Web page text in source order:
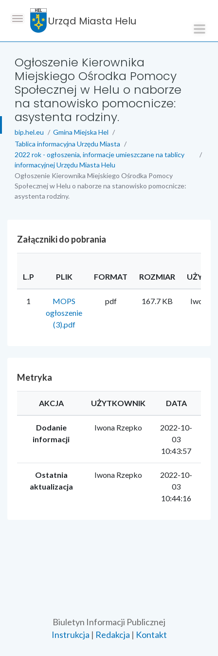
Urząd Miasta Helu
Ogłoszenie Kierownika
Miejskiego Ośrodka Pomocy
Społecznej w Helu o naborze
na stanowisko pomocnicze:
asystenta rodziny.
bip.hel.eu
Gmina Miejska Hel
Tablica informacyjna Urzędu Miasta
2022 rok - ogłoszenia, informacje umieszczane na tablicy
informacyjnej Urzędu Miasta Helu
Ogłoszenie Kierownika Miejskiego Ośrodka Pomocy
Społecznej w Helu o naborze na stanowisko pomocnicze:
asystenta rodziny.
Załączniki do pobrania
L.P PLIK FORMAT ROZMIAR
1
MOPS
ogłoszenie
(3).pdf
pdf 167.7 KB Iwona
Metryka
AKCJA UŻYTKOWNIK DATA
Dodanie
informacji
Iwona Rzepko
2022-10-
03
10:43:57
Ostatnia
aktualizacja
Iwona Rzepko
2022-10-
03
10:44:16
Biuletyn Informacji Publicznej
Instrukcja | Redakcja | Kontakt